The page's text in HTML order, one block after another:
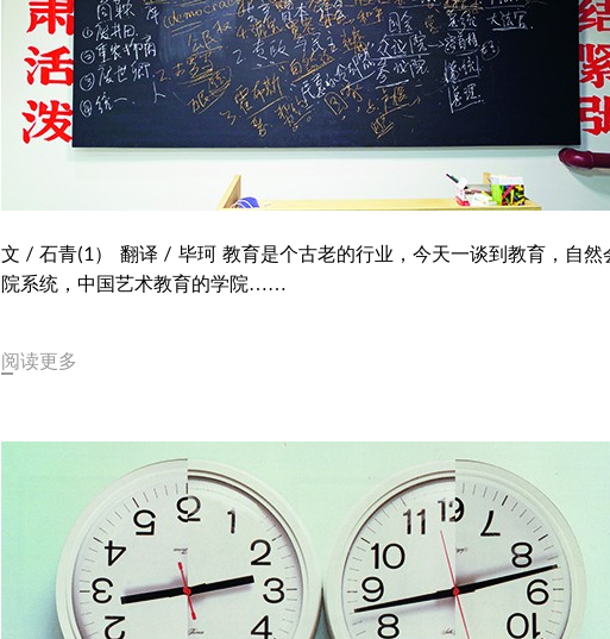
文 / 石青(1） 翻译 / 毕珂 教育是个古老的行业，今天一谈到教育，自然
院系统，中国艺术教育的学院……
阅读更多